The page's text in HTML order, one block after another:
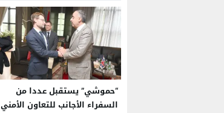
“حموشي” يستقبل عددا من
السفراء الأجانب للتعاون الأمني